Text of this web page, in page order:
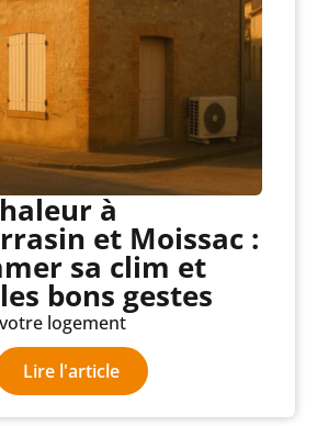
à
et Moissac :
sa clim et
bons gestes
logement
Lire l'article